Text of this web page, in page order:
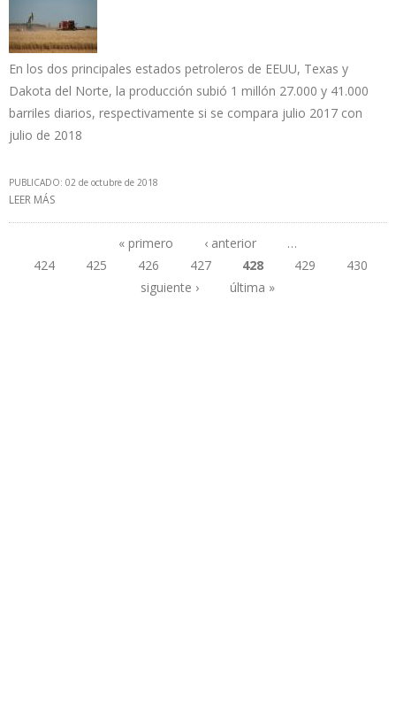
En los dos principales estados petroleros de EEUU, Texas y
Dakota del Norte, la producción subió 1 millón 27.000 y 41.000
barriles diarios, respectivamente si se compara julio 2017 con
julio de 2018
PUBLICADO: 02 de octubre de 2018
LEER MÁS
Páginas
« primero ‹ anterior
…
424
425 426 427 428 429
430
siguiente ›
última »